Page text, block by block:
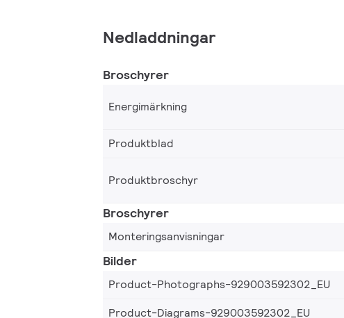
Nedladdningar
Broschyrer
Energimärkning
Produktblad
Produktbroschyr
Broschyrer
Monteringsanvisningar
Bilder
Product-Photographs-929003592302_EU
Product-Diagrams-929003592302_EU